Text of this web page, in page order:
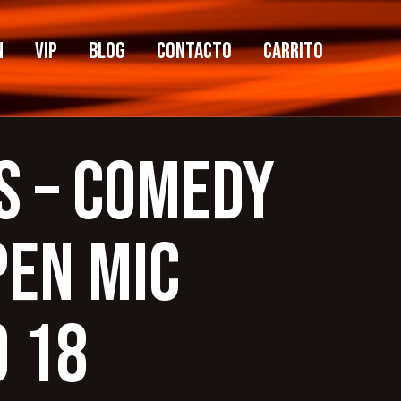
VIP Blog Contacto Carrito
– COMEDY
MIC
18